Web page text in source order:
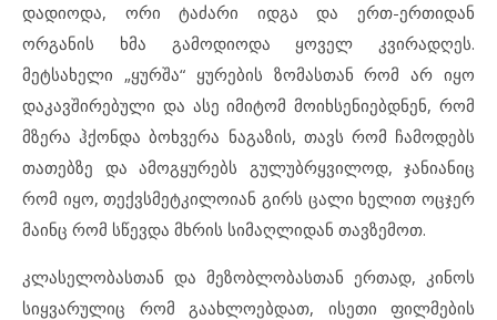
დადიოდა, ორი ტაძარი იდგა და ერთ-ერთიდან
ორგანის ხმა გამოდიოდა ყოველ კვირადღეს.
მეტსახელი „ყურშა“ ყურების ზომასთან რომ არ იყო
დაკავშირებული და ასე იმიტომ მოიხსენიებდნენ, რომ
მზერა ჰქონდა ბოხვერა ნაგაზის, თავს რომ ჩამოდებს
თათებზე და ამოგყურებს გულუბრყვილოდ, ჯანიანიც
რომ იყო, თექვსმეტკილოიან გირს ცალი ხელით ოცჯერ
მაინც რომ სწევდა მხრის სიმაღლიდან თავზემოთ.
კლასელობასთან და მეზობლობასთან ერთად, კინოს
სიყვარულიც რომ გაახლოებდათ, ისეთი ფილმების